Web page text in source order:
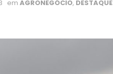
em AGRONEGÓCIO, DESTAQUE